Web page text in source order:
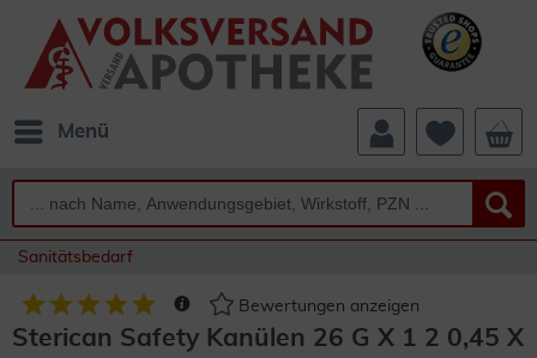
Menü
Sanitätsbedarf
Bewertungen anzeigen
Sterican Safety Kanülen 26 G X 1 2 0,45 X